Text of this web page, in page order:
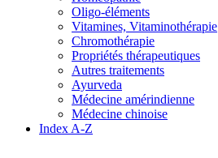
Oligo-éléments
Vitamines, Vitaminothérapie
Chromothérapie
Propriétés thérapeutiques
Autres traitements
Ayurveda
Médecine amérindienne
Médecine chinoise
Index A-Z